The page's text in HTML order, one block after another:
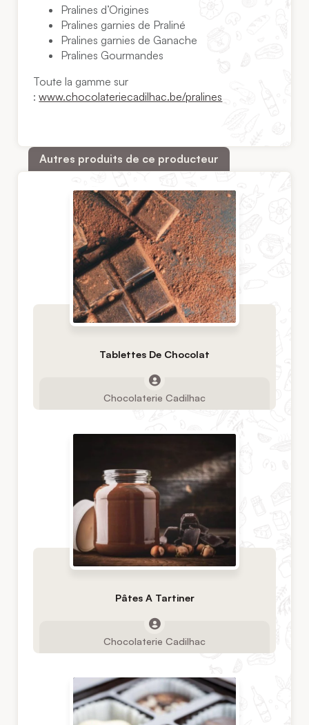
Pralines d’Origines
Pralines garnies de Praliné
Pralines garnies de Ganache
Pralines Gourmandes
Toute la gamme sur
:www.chocolateriecadilhac.be/pralines
Autres produits de ce producteur
Tablettes De Chocolat
Chocolaterie Cadilhac
Pâtes A Tartiner
Chocolaterie Cadilhac